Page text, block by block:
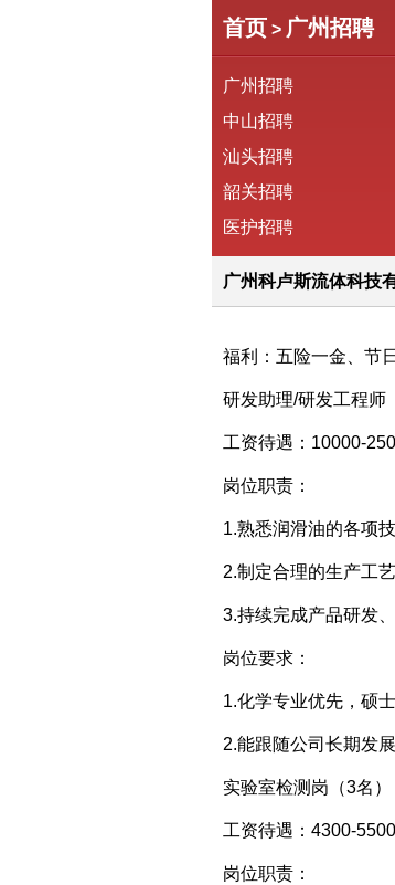
首页 > 广州招聘
广州招聘
中山招聘
汕头招聘
韶关招聘
医护招聘
广州科卢斯流体科技
福利：五险一金、节
研发助理/研发工程师
工资待遇：10000-
岗位职责：
1.熟悉润滑油的各项
2.制定合理的生产工
3.持续完成产品研发
岗位要求：
1.化学专业优先，硕
2.能跟随公司长期发
实验室检测岗（3名）
工资待遇：4300-
岗位职责：